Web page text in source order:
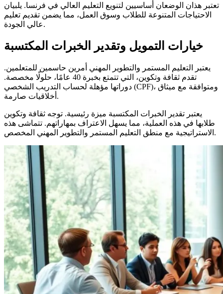
تعتبر هذان الوضعان أساسيين لتنويع التعليم العالي في فرنسا. يلبيان
الاحتياجات المتنوعة للطلاب وسوق العمل، مما يضمن تقديم تعليم
عالي الجودة.
خيارات التمويل وتقدير الخبرات المكتسبة
يعتبر التعليم المستمر والتطوير المهني أمرين حاسمين للمتعلمين.
تقدم ثقافة وتكوين، التي تتمتع بخبرة 40 عامًا، حلولًا مخصصة.
دوراتها مؤهلة لحساب التدريب الشخصي (CPF)، ومتوافقة مع ميثاق
أخلاقيات صارمة.
يعتبر تقدير الخبرات المكتسبة ميزة رئيسية. توجه ثقافة وتكوين
طلابها في هذه العملية، مما يسهل الاعتراف بمهاراتهم. تتماشى هذه
الاستراتيجية مع منطق التعليم المستمر والتطوير المهني المخصص.